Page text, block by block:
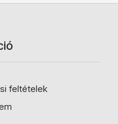
feltételek